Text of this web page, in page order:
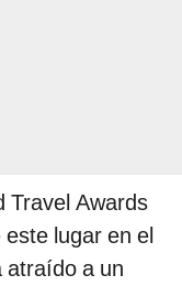
Travel Awards
lugar en el
atraído a un